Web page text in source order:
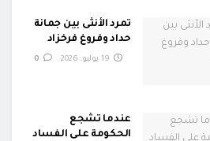
تمرد الأنثى بين جمانة
حداد وفروغ فرخزاد
عندما تشجع
الحكومة على الفساد